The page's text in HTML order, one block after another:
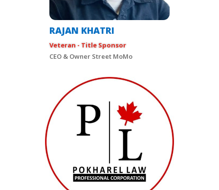
RAJAN KHATRI
Veteran - Title Sponsor
CEO & Owner Street MoMo